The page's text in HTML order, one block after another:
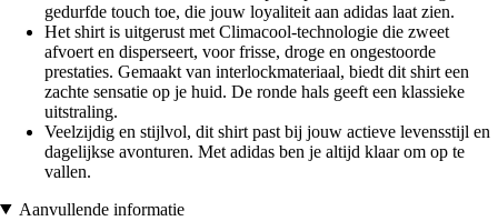
gedurfde touch toe, die jouw loyaliteit aan adidas laat zien.
Het shirt is uitgerust met Climacool-technologie die zweet
afvoert en disperseert, voor frisse, droge en ongestoorde
prestaties. Gemaakt van interlockmateriaal, biedt dit shirt een
zachte sensatie op je huid. De ronde hals geeft een klassieke
uitstraling.
Veelzijdig en stijlvol, dit shirt past bij jouw actieve levensstijl en
dagelijkse avonturen. Met adidas ben je altijd klaar om op te
vallen.
Aanvullende informatie